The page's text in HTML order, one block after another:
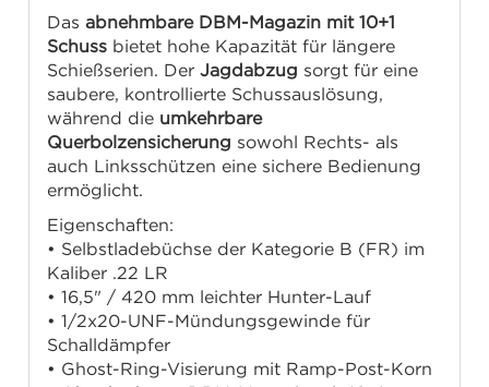
Dasabnehmbare DBM-Magazin mit 10+1
Schuss bietet hohe Kapazität für längere
Schießserien. DerJagdabzug sorgt für eine
saubere, kontrollierte Schussauslösung,
während die umkehrbare
Querbolzensicherung sowohl Rechts- als
auch Linksschützen eine sichere Bedienung
ermöglicht.
Eigenschaften:
• Selbstladebüchse der Kategorie B (FR) im
Kaliber .22 LR
• 16,5" / 420 mm leichter Hunter-Lauf
• 1/2x20-UNF-Mündungsgewinde für
Schalldämpfer
• Ghost-Ring-Visierung mit Ramp-Post-Korn